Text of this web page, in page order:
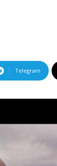
Telegram